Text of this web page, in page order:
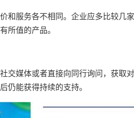
服务各不相同。企业应多比较几
所值的产品。
媒体或者直接向同行询问，获取
仍能获得持续的支持。